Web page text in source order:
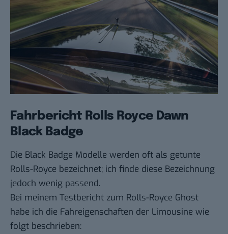
Fahrbericht Rolls Royce Dawn
Black Badge
Die Black Badge Modelle werden oft als getunte
Rolls-Royce bezeichnet; ich finde diese Bezeichnung
jedoch wenig passend.
Bei meinem Testbericht zum Rolls-Royce Ghost
habe ich die Fahreigenschaften der Limousine wie
folgt beschrieben: